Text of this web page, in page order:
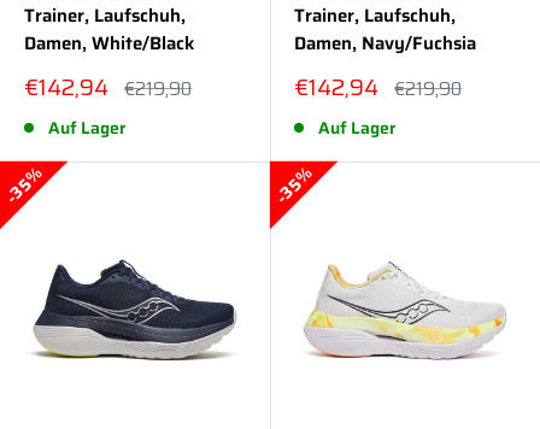
Trainer, Laufschuh,
Damen, White/Black
Sonderpreis
€142,94 Normalpreis
€219,90
Auf Lager
Trainer, Laufschuh,
Damen, Navy/Fuchsia
Sonderpreis
€142,94 Normalpreis
€219,90
Auf Lager
35% 35%